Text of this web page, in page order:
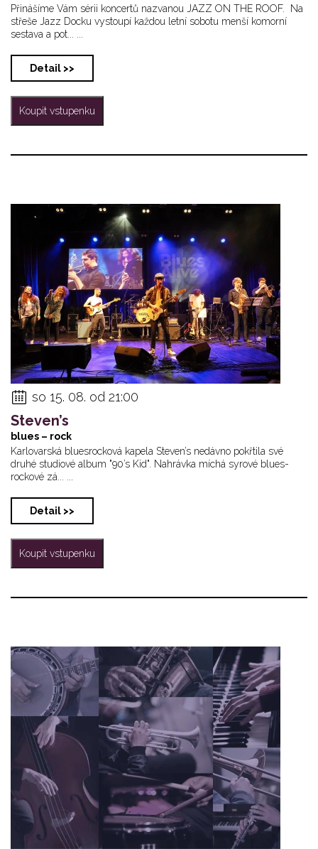
Přinášíme Vám sérii koncertů nazvanou JAZZ ON THE ROOF. Na
střeše Jazz Docku vystoupí každou letní sobotu menší komorní
sestava a pot... ...
Detail >>
Koupit vstupenku
so 15. 08. od 21:00
Steven’s
blues – rock
Karlovarská bluesrocková kapela Steven’s nedávno pokřtila své
druhé studiové album "90’s Kid". Nahrávka míchá syrové blues-
rockové zá... ...
Detail >>
Koupit vstupenku